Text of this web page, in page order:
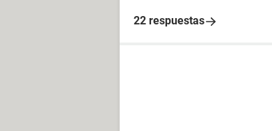
22 respuestas